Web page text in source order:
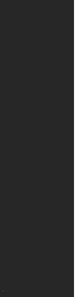
-